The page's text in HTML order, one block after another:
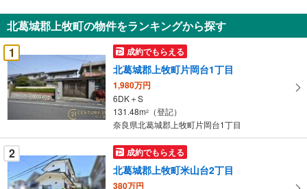
知
を
受
け
取
る
・
条
件
を
マ
イ
北葛城郡上牧町の物件をランキングから探す
1
成約でもらえる
北葛城郡上牧町片岡台1丁目
1,980万円
6DK＋S
131.48m2
（登記）
奈良県北葛城郡上牧町片岡台1丁目
2 成約でもらえる
北葛城郡上牧町米山台2丁目
380万円